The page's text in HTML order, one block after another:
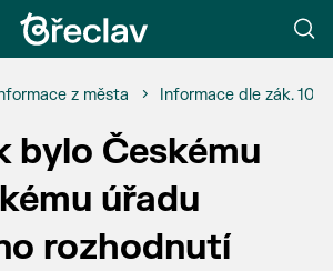
z města Informace dle zák.
bylo Českému
úřadu
rozhodnutí